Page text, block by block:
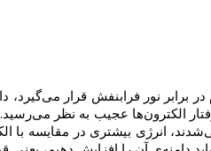
نور فرابنفش قرار می‌گیرد،
الکترون‌ها عجیب به نظر
انرژی بیشتری در مقایسه